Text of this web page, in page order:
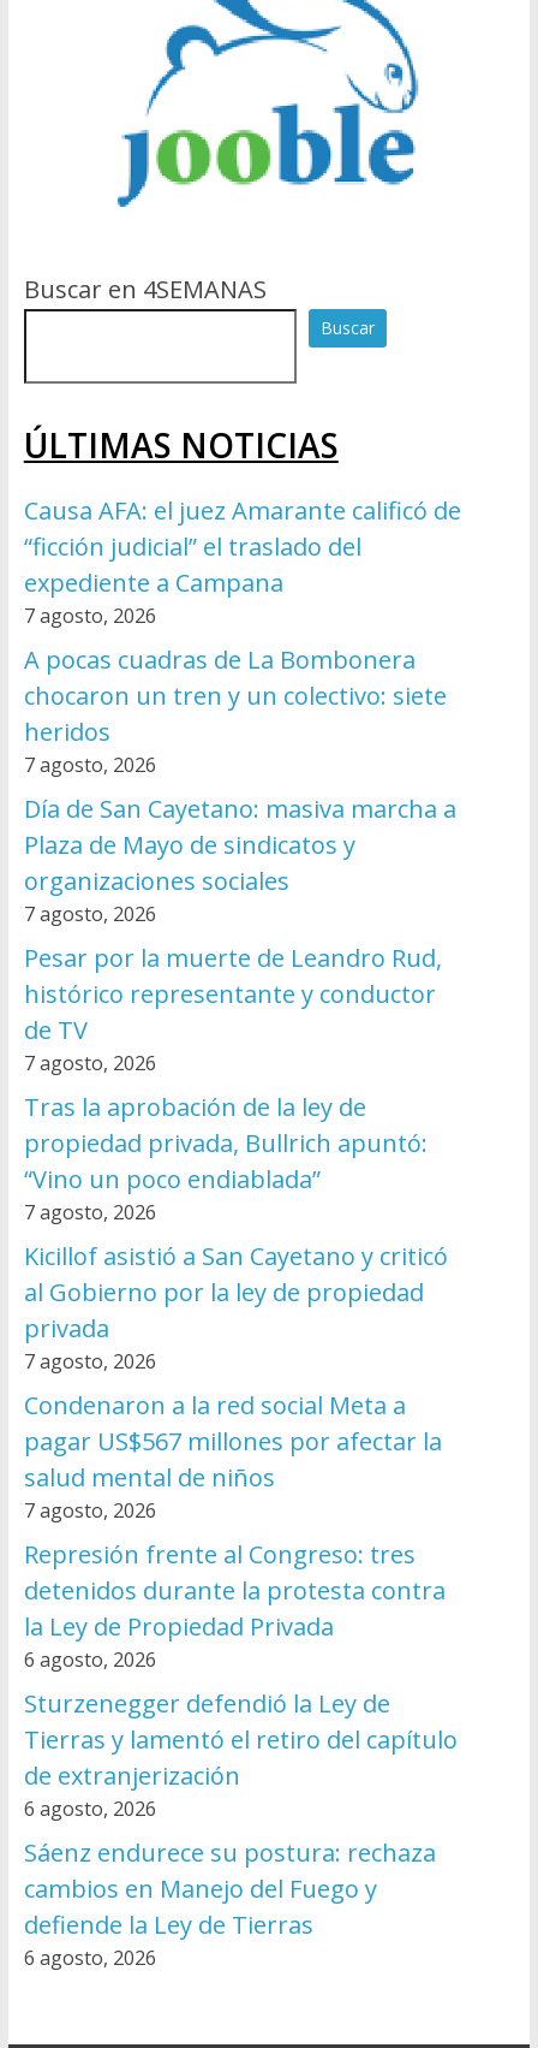
Buscar en 4SEMANAS
Buscar
ÚLTIMAS NOTICIAS
Causa AFA: el juez Amarante calificó de
“ficción judicial” el traslado del
expediente a Campana
7 agosto, 2026
A pocas cuadras de La Bombonera
chocaron un tren y un colectivo: siete
heridos
7 agosto, 2026
Día de San Cayetano: masiva marcha a
Plaza de Mayo de sindicatos y
organizaciones sociales
7 agosto, 2026
Pesar por la muerte de Leandro Rud,
histórico representante y conductor
de TV
7 agosto, 2026
Tras la aprobación de la ley de
propiedad privada, Bullrich apuntó:
“Vino un poco endiablada”
7 agosto, 2026
Kicillof asistió a San Cayetano y criticó
al Gobierno por la ley de propiedad
privada
7 agosto, 2026
Condenaron a la red social Meta a
pagar US$567 millones por afectar la
salud mental de niños
7 agosto, 2026
Represión frente al Congreso: tres
detenidos durante la protesta contra
la Ley de Propiedad Privada
6 agosto, 2026
Sturzenegger defendió la Ley de
Tierras y lamentó el retiro del capítulo
de extranjerización
6 agosto, 2026
Sáenz endurece su postura: rechaza
cambios en Manejo del Fuego y
defiende la Ley de Tierras
6 agosto, 2026